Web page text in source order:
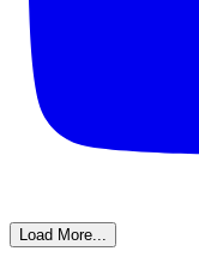
Load More...